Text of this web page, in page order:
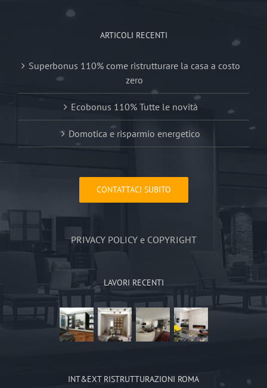
ARTICOLI RECENTI
Superbonus 110% come ristrutturare la casa a costo
zero
Ecobonus 110% Tutte le novità
Domotica e risparmio energetico
CONTATTACI SUBITO
PRIVACY POLICY e COPYRIGHT
LAVORI RECENTI
INT&EXT RISTRUTTURAZIONI ROMA